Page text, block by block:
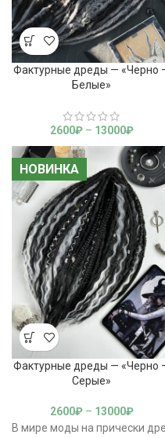
Фактурные дреды — «Черно
Белые»
2600₽ – 13000₽
НОВИНКА
НОВИНКА
Фактурные дреды — «Черно
Серые»
2600₽ – 13000₽
В мире моды на прически